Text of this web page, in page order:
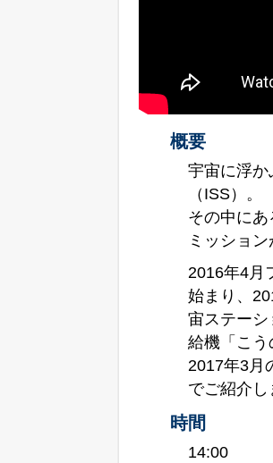
概要
宇宙に浮
（ISS）。
その中に
ミッショ
2016年4月
始まり、
宙ステー
給機「こ
2017年3月
でご紹介し
時間
14:00